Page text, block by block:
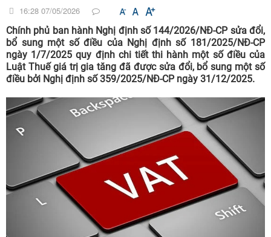
16:28 07/05/2026
Chính phủ ban hành Nghị định số 144/2026/NĐ-CP sửa đổi,
bổ sung một số điều của Nghị định số 181/2025/NĐ-CP
ngày 1/7/2025 quy định chi tiết thi hành một số điều của
Luật Thuế giá trị gia tăng đã được sửa đổi, bổ sung một số
điều bởi Nghị định số 359/2025/NĐ-CP ngày 31/12/2025.